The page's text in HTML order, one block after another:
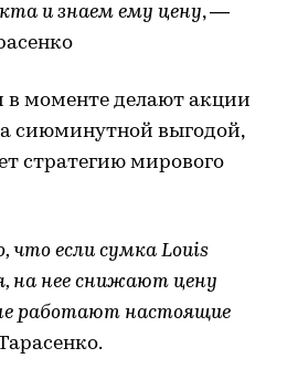
и знаем ему цену, —
в моменте делают акции
сиюминутной выгодой,
стратегию мирового
если сумка Louis
на нее снижают цену
работают настоящие